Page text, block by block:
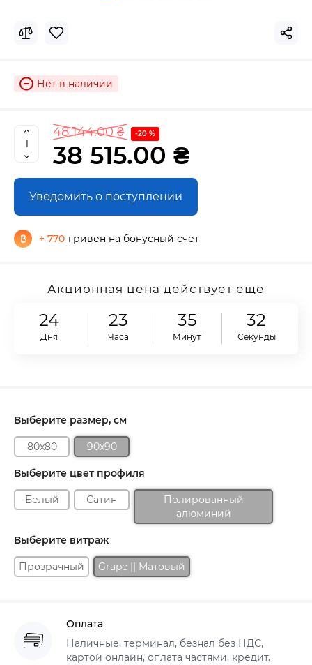
Нет в наличии
48 144.00 ₴ -20 %
38 515.00 ₴
Уведомить о поступлении
+ 770 гривен на бонусный счет
Акционная цена действует еще
24
Дня
23
Часа
35
Минут
31
Секунда
Выберите размер, см
80x80 90x90
Выберите цвет профиля
Белый Сатин
Полированный
алюминий
Выберите витраж
Прозрачный Grape || Матовый
Оплата
Наличные, терминал, безнал без НДС,
картой онлайн, оплата частями, кредит.